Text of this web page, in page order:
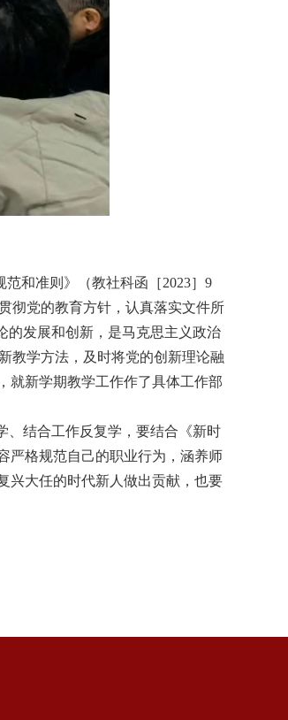
和准则》（教社科函［2023］ 9
彻党的教育方针，认真落实文件所
的发展和创新，是马克思主义政治
教学方法，及时将党的创新理论融
就新学期教学工作作了具体工作部
、结合工作反复学，要结合《新时
严格规范自己的职业行为，涵养师
兴大任的时代新人做出贡献，也要